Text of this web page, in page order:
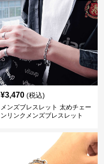
¥3,470 (税込)
メンズブレスレット 太めチェー
ンリンクメンズブレスレット